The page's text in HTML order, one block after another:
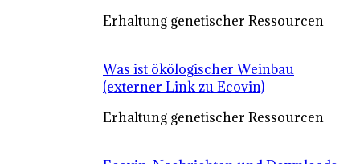
Erhaltung genetischer Ressourcen
Was ist ökölogischer Weinbau
(externer Link zu Ecovin)
Erhaltung genetischer Ressourcen